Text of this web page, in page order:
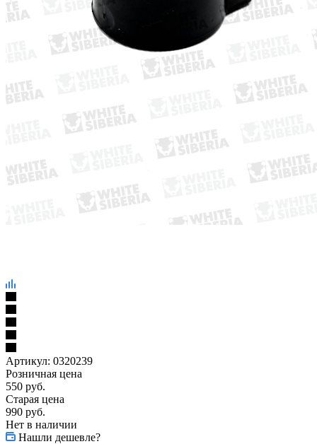
Артикул: 0320239
Розничная цена
550 руб.
Старая цена
990 руб.
Нет в наличии
Нашли дешевле?